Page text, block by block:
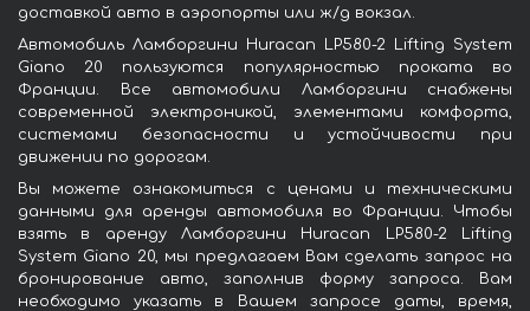
доставкой авто в аэропорты или ж/д вокзал.
Автомобиль Ламборгини Huracan LP580-2 Lifting System
Giano 20 пользуются популярностью проката во
Франции. Все автомобили Ламборгини снабжены
современной электроникой, элементами комфорта,
системами безопасности и устойчивости при
движении по дорогам.
Вы можете ознакомиться с ценами и техническими
данными для аренды автомобиля во Франции. Чтобы
взять в аренду Ламборгини Huracan LP580-2 Lifting
System Giano 20, мы предлагаем Вам сделать запрос на
бронирование авто, заполнив форму запроса. Вам
необходимо указать в Вашем запросе даты, время,